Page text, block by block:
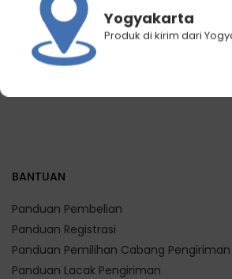
299.000 249.000
BANTUAN
Panduan Pembelian
Panduan Registrasi
Panduan Pemilihan Cabang Pengiriman
Panduan Lacak Pengiriman
Yogyakarta
Produk di kirim dari